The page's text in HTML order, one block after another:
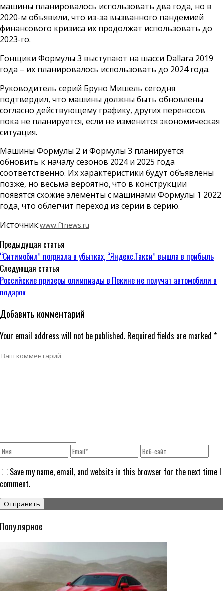
машины планировалось использовать два года, но в
2020-м объявили, что из-за вызванного пандемией
финансового кризиса их продолжат использовать до
2023-го.
Гонщики Формулы 3 выступают на шасси Dallara 2019
года – их планировалось использовать до 2024 года.
Руководитель серий Бруно Мишель сегодня
подтвердил, что машины должны быть обновлены
согласно действующему графику, других переносов
пока не планируется, если не изменится экономическая
ситуация.
Машины Формулы 2 и Формулы 3 планируется
обновить к началу сезонов 2024 и 2025 года
соответственно. Их характеристики будут объявлены
позже, но весьма вероятно, что в конструкции
появятся схожие элементы с машинами Формулы 1 2022
года, что облегчит переход из серии в серию.
Источник:www.f1news.ru
Предыдущая статья
“Ситимобил” погрязла в убытках, “Яндекс.Такси” вышла в прибыль
Следующая статья
Российские призеры олимпиады в Пекине не получат автомобили в
подарок
Добавить комментарий
Your email address will not be published. Required fields are marked *
Save my name, email, and website in this browser for the next time I
comment.
Популярное